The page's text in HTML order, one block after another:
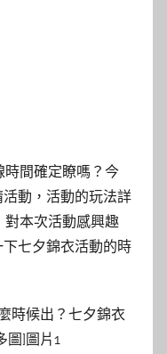
時間確定瞭嗎？今
動，活動的玩法詳
本次活動感興趣
七夕錦衣活動的時